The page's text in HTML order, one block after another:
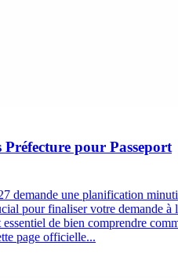
Préfecture pour Passeport
demande une planification
pour finaliser votre demande à
de bien comprendre
page officielle...